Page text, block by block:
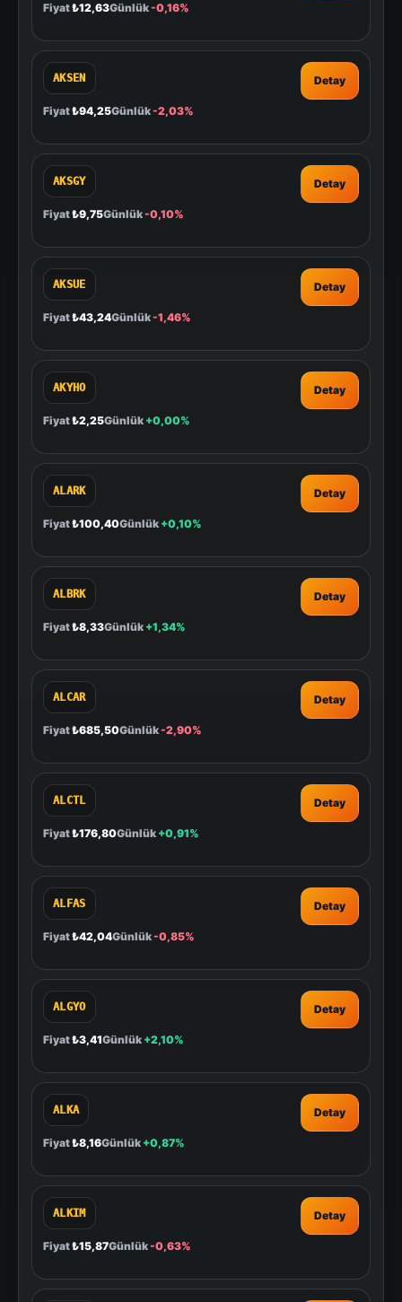
Fiyat₺12,63Günlük-0,16%
AKSEN
Fiyat₺94,25Günlük-2,03%
Detay
AKSGY
Fiyat₺9,75Günlük-0,10%
Detay
AKSUE
Fiyat₺43,24Günlük-1,46%
Detay
AKYHO
Fiyat₺2,25Günlük +0,00%
Detay
ALARK
Fiyat₺100,40Günlük +0,10%
Detay
ALBRK
Fiyat₺8,33Günlük +1,34%
Detay
ALCAR
Fiyat₺685,50Günlük-2,90%
Detay
ALCTL
Fiyat₺176,80Günlük +0,91%
Detay
ALFAS
Fiyat₺42,04Günlük-0,85%
Detay
ALGYO
Fiyat₺3,41Günlük +2,10%
Detay
ALKA
Fiyat₺8,16Günlük +0,87%
Detay
ALKIM
Fiyat₺15,87Günlük-0,63%
Detay